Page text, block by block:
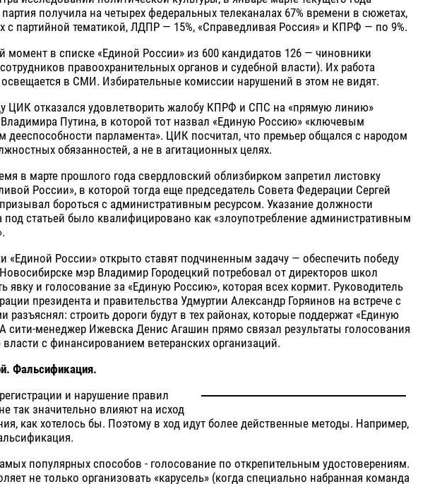
получила на четырех федеральных телеканалах 67% времени в сюжетах,
с партийной тематикой, ЛДПР — 15%, «Справедливая Россия» и КПРФ — по 9%.
момент в списке «Единой России» из 600 кандидатов 126 — чиновники
правоохранительных органов и судебной власти). Их работа
в СМИ. Избирательные комиссии нарушений в этом не видят.
ЦИК отказался удовлетворить жалобу КПРФ и СПС на «прямую линию»
Путина, в которой тот назвал «Единую Россию» «ключевым
дееспособности парламента». ЦИК посчитал, что премьер общался с народом
обязанностей, а не в агитационных целях.
в марте прошлого года свердловский облизбирком запретил листовку
России», в которой тогда еще председатель Совета Федерации Сергей
бороться с административным ресурсом. Указание должности
статьей было квалифицировано как «злоупотребление административным
«Единой России» открыто ставят подчиненным задачу — обеспечить победу
мэр Владимир Городецкий потребовал от директоров школ
явку и голосование за «Единую Россию», которая всех кормит. Руководитель
президента и правительства Удмуртии Александр Горяинов на встрече с
разъяснял: строить дороги будут в тех районах, которые поддержат «Единую
сити-менеджер Ижевска Денис Агашин прямо связал результаты голосования
с финансированием ветеранских организаций.
Фальсификация.
и нарушение правил
так значительно влияют на исход
как хотелось бы. Поэтому в ход идут более действенные методы. Например,
популярных способов - голосование по открепительным удостоверениям.
не только организовать «карусель» (когда специально набранная команда